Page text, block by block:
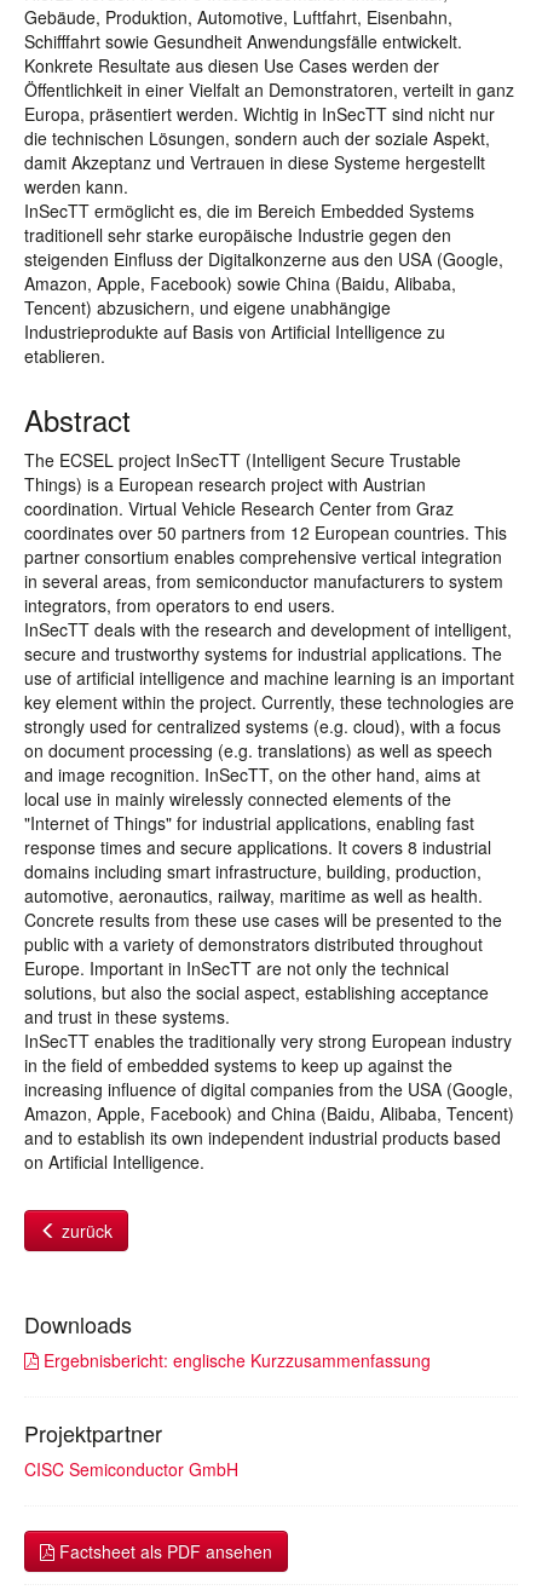
Gebäude, Produktion, Automotive, Luftfahrt, Eisenbahn,
Schifffahrt sowie Gesundheit Anwendungsfälle entwickelt.
Konkrete Resultate aus diesen Use Cases werden der
Öffentlichkeit in einer Vielfalt an Demonstratoren, verteilt in ganz
Europa, präsentiert werden. Wichtig in InSecTT sind nicht nur
die technischen Lösungen, sondern auch der soziale Aspekt,
damit Akzeptanz und Vertrauen in diese Systeme hergestellt
werden kann.
InSecTT ermöglicht es, die im Bereich Embedded Systems
traditionell sehr starke europäische Industrie gegen den
steigenden Einfluss der Digitalkonzerne aus den USA (Google,
Amazon, Apple, Facebook) sowie China (Baidu, Alibaba,
Tencent) abzusichern, und eigene unabhängige
Industrieprodukte auf Basis von Artificial Intelligence zu
etablieren.
Abstract
The ECSEL project InSecTT (Intelligent Secure Trustable
Things) is a European research project with Austrian
coordination. Virtual Vehicle Research Center from Graz
coordinates over 50 partners from 12 European countries. This
partner consortium enables comprehensive vertical integration
in several areas, from semiconductor manufacturers to system
integrators, from operators to end users.
InSecTT deals with the research and development of intelligent,
secure and trustworthy systems for industrial applications. The
use of artificial intelligence and machine learning is an important
key element within the project. Currently, these technologies are
strongly used for centralized systems (e.g. cloud), with a focus
on document processing (e.g. translations) as well as speech
and image recognition. InSecTT, on the other hand, aims at
local use in mainly wirelessly connected elements of the
"Internet of Things" for industrial applications, enabling fast
response times and secure applications. It covers 8 industrial
domains including smart infrastructure, building, production,
automotive, aeronautics, railway, maritime as well as health.
Concrete results from these use cases will be presented to the
public with a variety of demonstrators distributed throughout
Europe. Important in InSecTT are not only the technical
solutions, but also the social aspect, establishing acceptance
and trust in these systems.
InSecTT enables the traditionally very strong European industry
in the field of embedded systems to keep up against the
increasing influence of digital companies from the USA (Google,
Amazon, Apple, Facebook) and China (Baidu, Alibaba, Tencent)
and to establish its own independent industrial products based
on Artificial Intelligence.
zurück
Downloads
Ergebnisbericht: englische Kurzzusammenfassung
Projektpartner
CISC Semiconductor GmbH
Factsheet als PDF ansehen